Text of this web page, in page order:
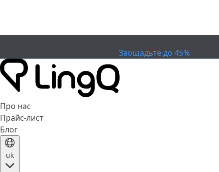
Заощадьте до 45%
Про нас
Прайс-лист
Блог
uk